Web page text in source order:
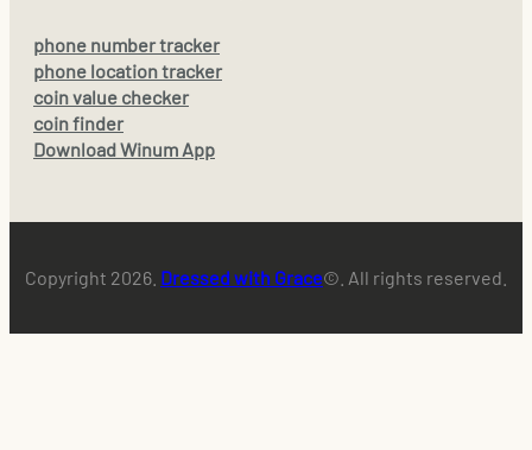
phone number tracker
phone location tracker
coin value checker
coin finder
Download Winum App
Copyright 2026. Dressed with Grace©. All rights reserved.